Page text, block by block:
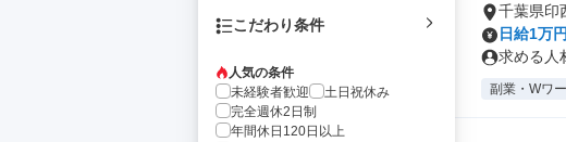
こだわり条件
人気の条件
未経験者歓迎
土日祝休み
完全週休2日制
年間休日120日以上
千葉県印
日給1万
求める人
副業・Wワ